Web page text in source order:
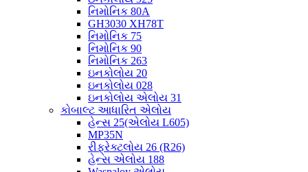
નિમોનિક 80A
GH3030 XH78T
નિમોનિક 75
નિમોનિક 90
નિમોનિક 263
ઇનકોલોય 20
ઇનકોલોય 028
ઇનકોલોય એલોય 31
કોબાલ્ટ આધારિત એલોય
હેન્સ 25(એલોય L605)
MP35N
રીફ્રેક્ટલોય 26 (R26)
હેન્સ એલોય 188